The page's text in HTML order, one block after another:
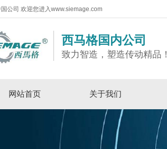
公司 欢迎您进入www.siemage.com
西马格国内公司
致力智造，塑造传动精品！
网站首页 关于我们